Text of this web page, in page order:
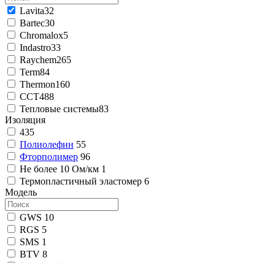
Lavita32
Bartec30
Chromalox5
Indastro33
Raychem265
Term84
Thermon160
ССТ488
Тепловые системы83
Изоляция
435
Полиолефин 55
Фторполимер 96
Не более 10 Ом/км 1
Термопластичный эластомер 6
Модель
GWS 10
RGS 5
SMS 1
BTV 8